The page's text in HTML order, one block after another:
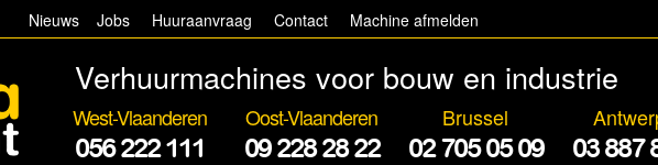
Nieuws Jobs Huuraanvraag Contact Machine afmelden
Verhuurmachines voor bouw en industrie
West-Vlaanderen
056 222 111
Oost-Vlaanderen
09 228 28 22
Brussel
02 705 05 09
03 887